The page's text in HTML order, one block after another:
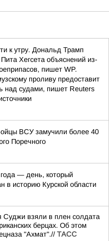
к утру. Дональд Трамп
Хегсета объяснений из-
пишет WP.
проливу предоставит
над судами, пишет Reuters
ВСУ замучили более 40
Поречного
года — день, который
в историю Курской области
взяли в плен солдата
берцах. Об этом
"Ахмат".// ТАСС